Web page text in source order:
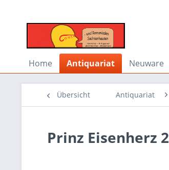
Home Antiquariat Neuware
Übersicht Antiquariat
Prinz Eisenherz